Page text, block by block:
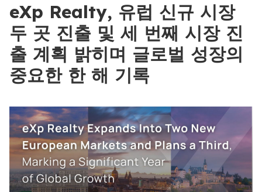
eXp Realty, 유럽 신규 시장
두 곳 진출 및 세 번째 시장 진
출 계획 밝히며 글로벌 성장의
중요한 한 해 기록